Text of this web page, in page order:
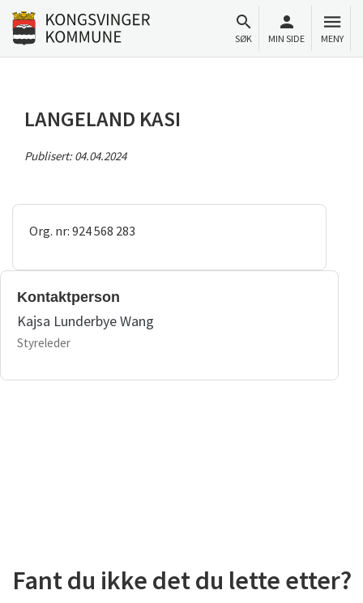
Til innhold
Gå til forsiden
SØK MIN SIDE MENY
LANGELAND KASI
Publisert:04.04.2024
Org. nr: 924 568 283
Kontaktperson
Kajsa Lunderbye Wang
Styreleder
Fant du ikke det du lette etter?